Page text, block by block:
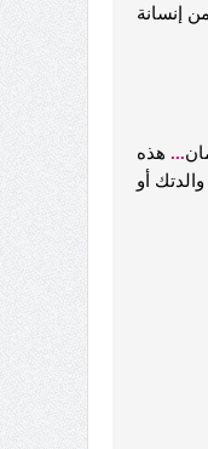
إنسانة
... هذه
أو